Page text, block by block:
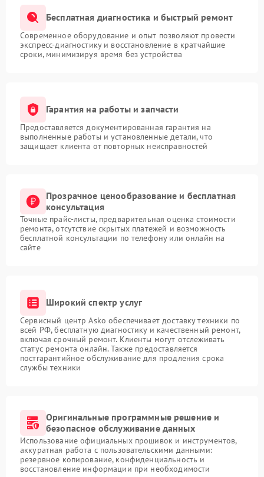
Бесплатная диагностика и быстрый ремонт
Современное оборудование и опыт позволяют провести
экспресс-диагностику и восстановление в кратчайшие
сроки, минимизируя время без устройства
Гарантия на работы и запчасти
Предоставляется документированная гарантия на
выполненные работы и установленные детали, что
защищает клиента от повторных неисправностей
Прозрачное ценообразование и бесплатная
консультация
Точные прайс-листы, предварительная оценка стоимости
ремонта, отсутствие скрытых платежей и возможность
бесплатной консультации по телефону или онлайн на
сайте
Широкий спектр услуг
Сервисный центр Asko обеспечивает доставку техники по
всей РФ, бесплатную диагностику и качественный ремонт,
включая срочный ремонт. Клиенты могут отслеживать
статус ремонта онлайн. Также предоставляется
постгарантийное обслуживание для продления срока
службы техники
Оригинальные программные решение и
безопасное обслуживание данных
Использование официальных прошивок и инструментов,
аккуратная работа с пользовательскими данными:
резервное копирование, конфиденциальность и
восстановление информации при необходимости